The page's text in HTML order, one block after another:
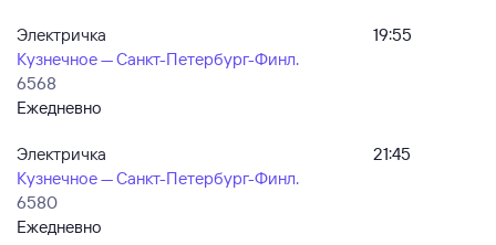
Электричка
Кузнечное — Санкт-Петербург-Финл.
6568
Ежедневно
19:55
Электричка
Кузнечное — Санкт-Петербург-Финл.
6580
Ежедневно
21:45